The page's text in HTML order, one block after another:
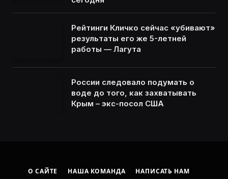
Рейтинги Кличко сейчас «убивают»
результаты его же 5-летней
работы — Лагута
России следовало подумать о
воде до того, как захватывать
Крым – экс-посол США
О САЙТЕ НАША КОМАНДА НАПИСАТЬ НАМ